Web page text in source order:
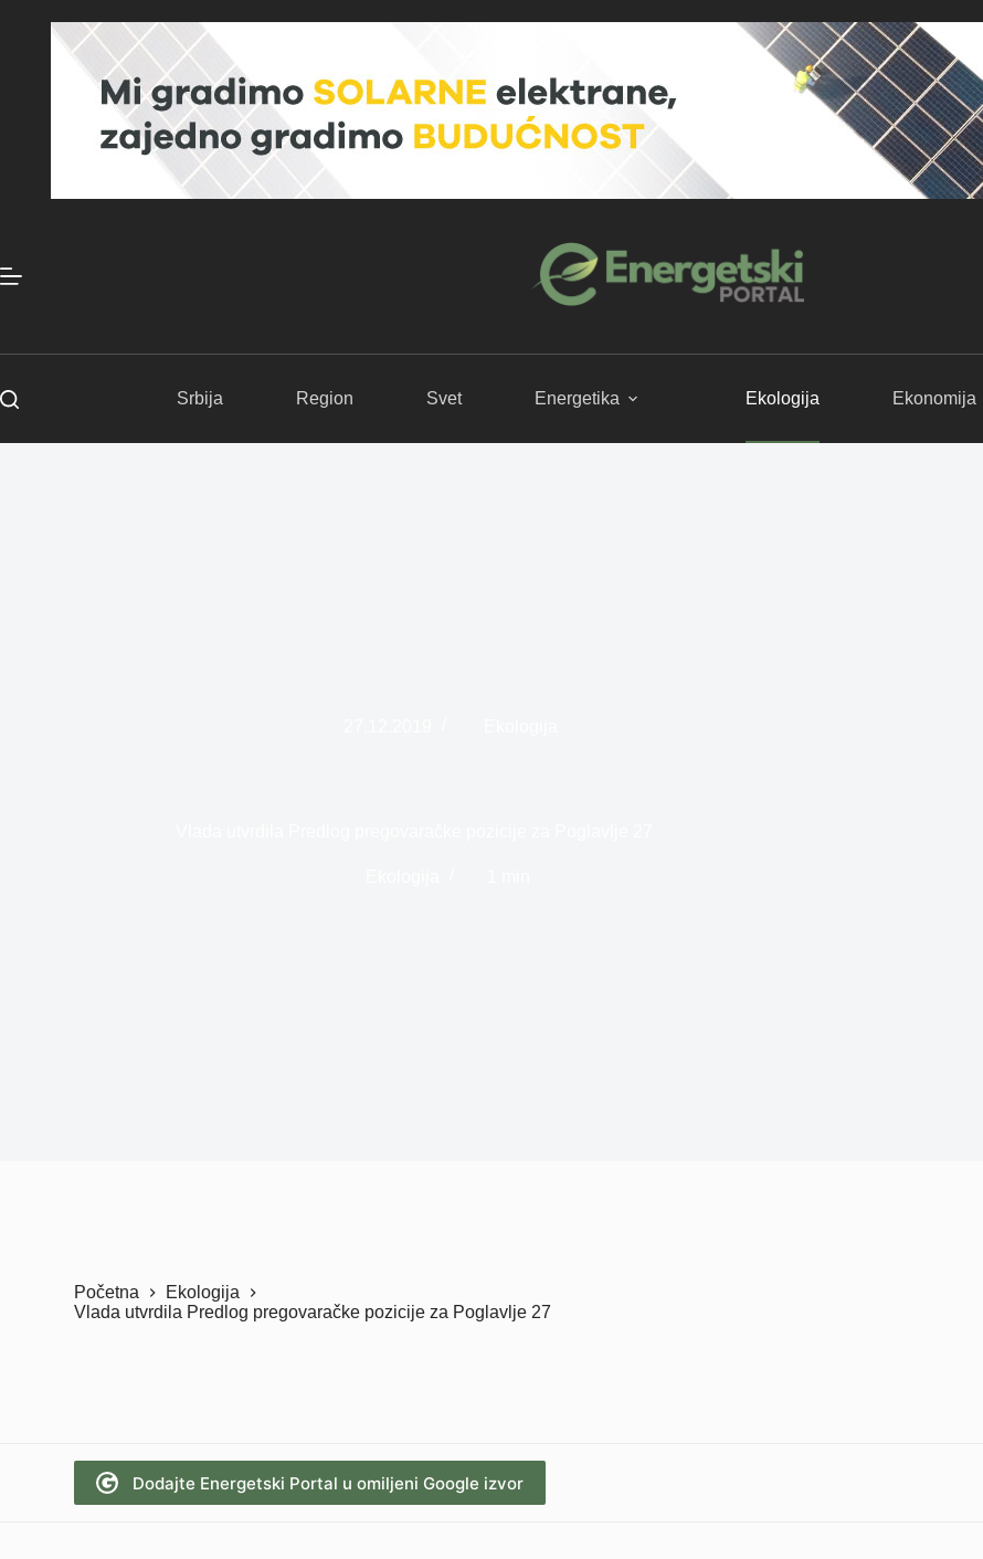
Srbija Region Svet Energetika Ekologija Ekonomija
Početna
Ekologija
Vlada utvrdila Predlog pregovaračke pozicije za Poglavlje 27
Dodajte Energetski Portal u omiljeni Google izvor